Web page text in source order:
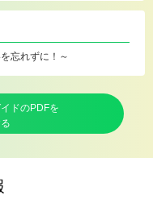
忘れずに！～
ドのPDFを